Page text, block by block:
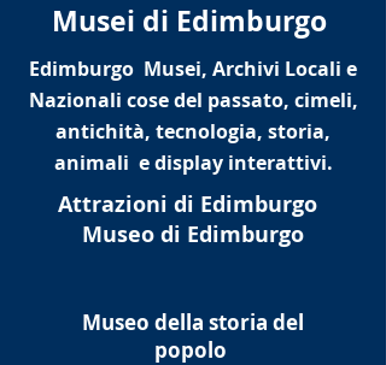
Musei di Edimburgo
Edimburgo Musei, Archivi Locali e
Nazionali cose del passato, cimeli,
antichità, tecnologia, storia,
animali e display interattivi.
Attrazioni di Edimburgo
Museo di Edimburgo
Museo della storia del
popolo